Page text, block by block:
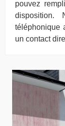
pouvez
disposition.
téléphonique
un contact